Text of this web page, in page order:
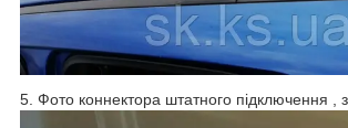
5. Фото коннектора штатного підключення , з